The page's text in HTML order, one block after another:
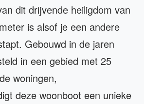
dit drijvende heiligdom van
is alsof je een andere
Gebouwd in de jaren
in een gebied met 25
woningen,
deze woonboot een unieke